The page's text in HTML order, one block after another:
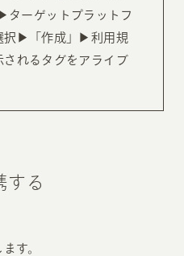
ターゲットプラットフ
択▶︎「作成」▶︎利用規
れるタグをアライブ
する
す。